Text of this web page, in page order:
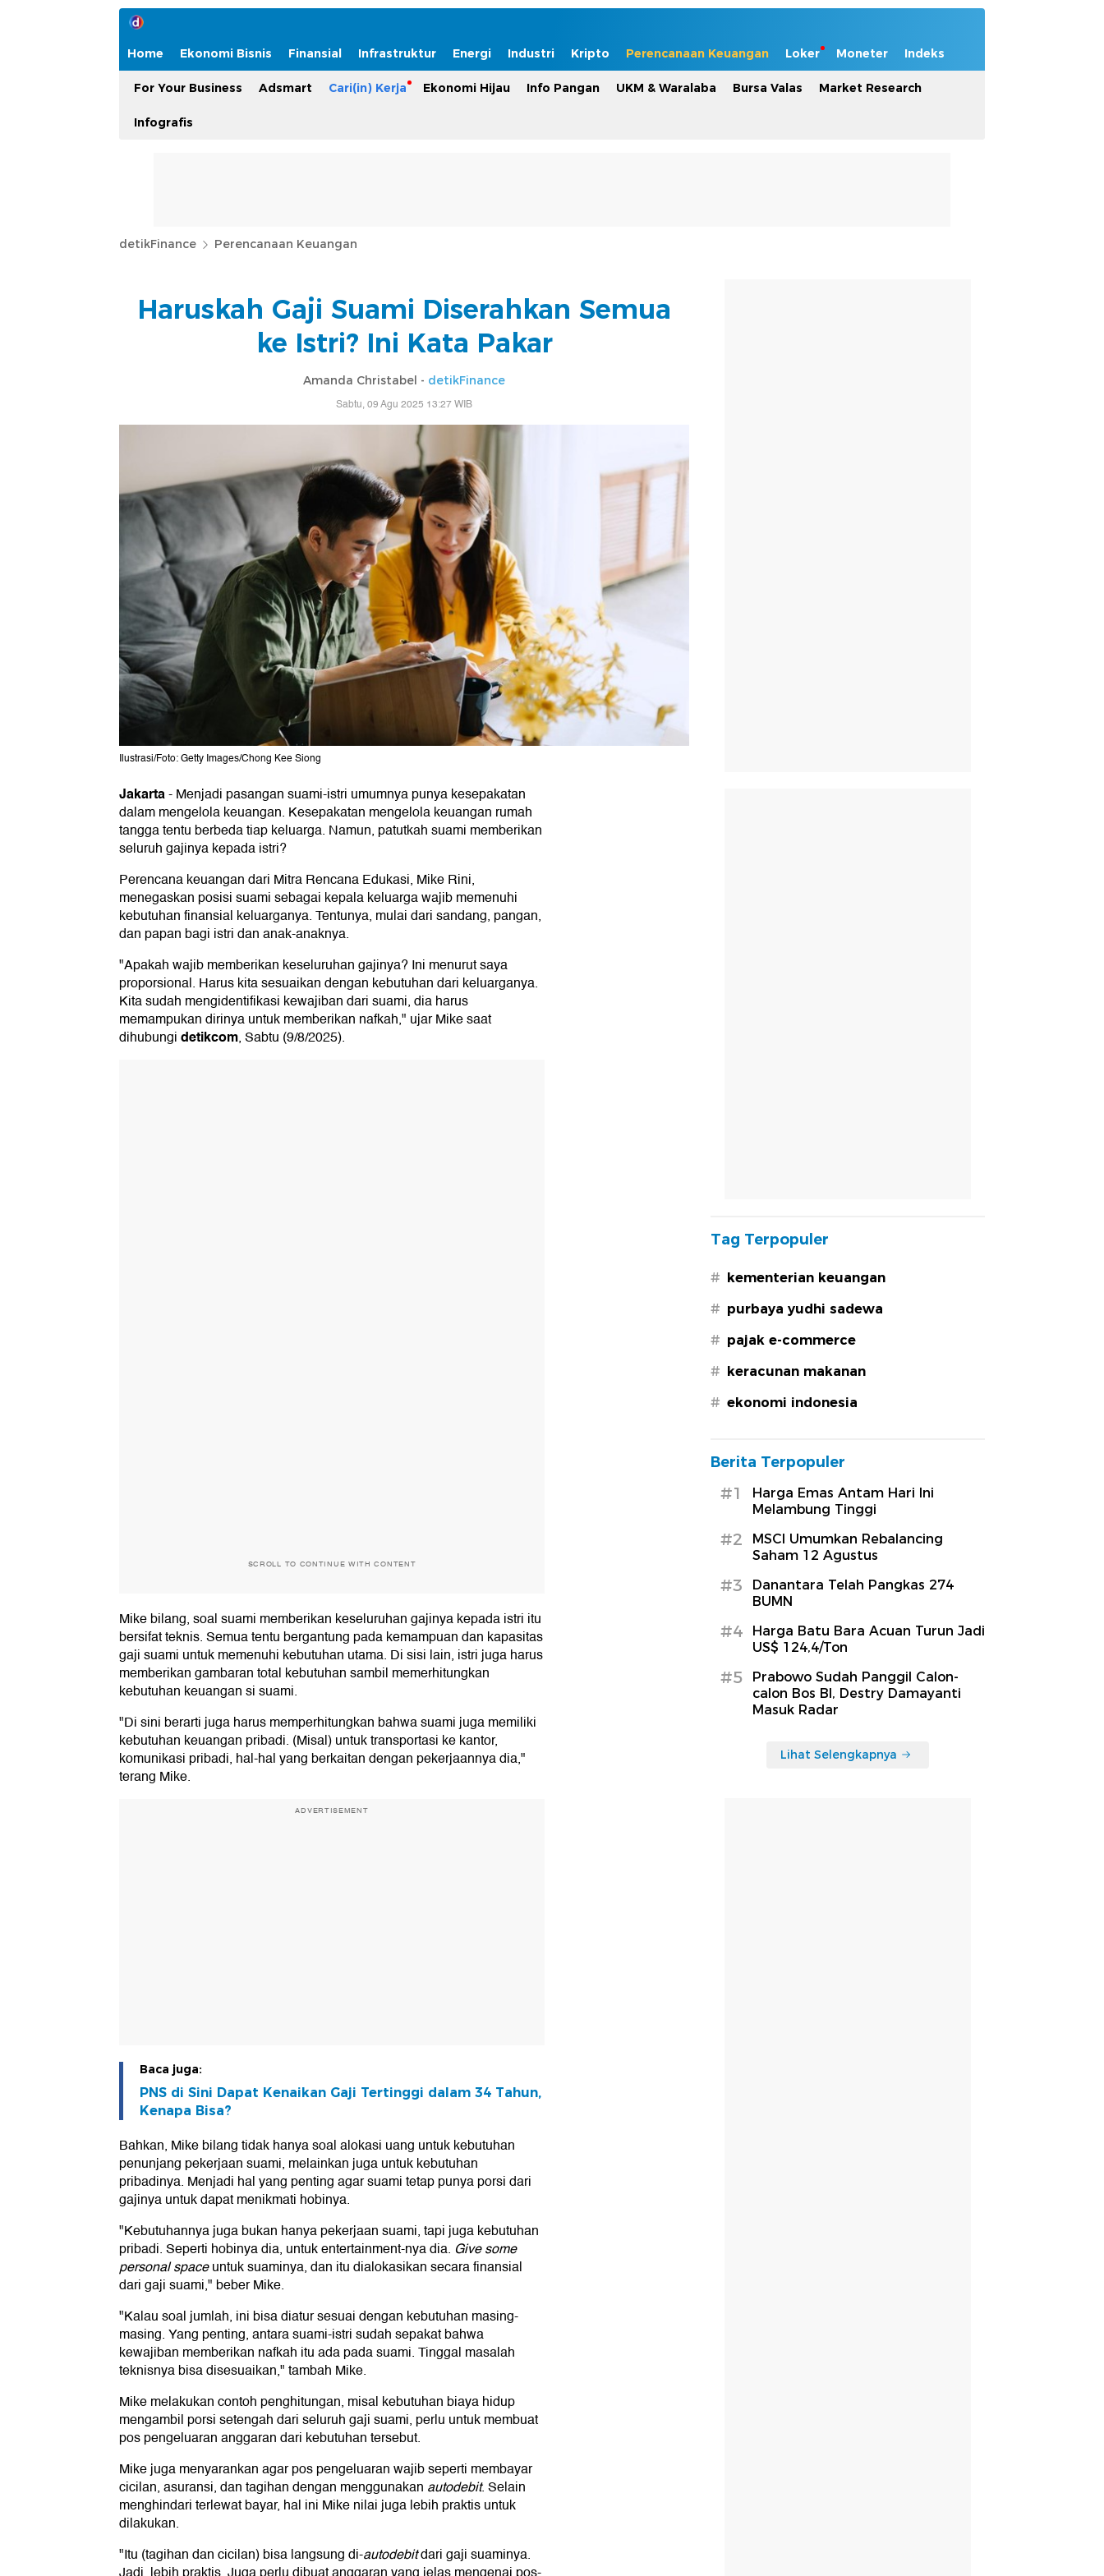
Home Ekonomi Bisnis Finansial Infrastruktur Energi Industri Kripto Perencanaan Keuangan Loker Moneter Indeks
For Your Business Adsmart Cari(in) Kerja Ekonomi Hijau Info Pangan UKM & Waralaba Bursa Valas Market Research
Infografis
detikFinance Perencanaan Keuangan
Haruskah Gaji Suami Diserahkan Semua
ke Istri? Ini Kata Pakar
Amanda Christabel - detikFinance
Sabtu, 09 Agu 2025 13:27 WIB
Ilustrasi/Foto: Getty Images/Chong Kee Siong
Jakarta-Menjadi pasangan suami-istri umumnya punya kesepakatan
dalam mengelola keuangan. Kesepakatan mengelola keuangan rumah
tangga tentu berbeda tiap keluarga. Namun, patutkah suami memberikan
seluruh gajinya kepada istri?
Perencana keuangan dari Mitra Rencana Edukasi, Mike Rini,
menegaskan posisi suami sebagai kepala keluarga wajib memenuhi
kebutuhan finansial keluarganya. Tentunya, mulai dari sandang, pangan,
dan papan bagi istri dan anak-anaknya.
"Apakah wajib memberikan keseluruhan gajinya? Ini menurut saya
proporsional. Harus kita sesuaikan dengan kebutuhan dari keluarganya.
Kita sudah mengidentifikasi kewajiban dari suami, dia harus
memampukan dirinya untuk memberikan nafkah," ujar Mike saat
dihubungidetikcom, Sabtu (9/8/2025).
SCROLL TO CONTINUE WITH CONTENT
Mike bilang, soal suami memberikan keseluruhan gajinya kepada istri itu
bersifat teknis. Semua tentu bergantung pada kemampuan dan kapasitas
gaji suami untuk memenuhi kebutuhan utama. Di sisi lain, istri juga harus
memberikan gambaran total kebutuhan sambil memerhitungkan
kebutuhan keuangan si suami.
"Di sini berarti juga harus memperhitungkan bahwa suami juga memiliki
kebutuhan keuangan pribadi. (Misal) untuk transportasi ke kantor,
komunikasi pribadi, hal-hal yang berkaitan dengan pekerjaannya dia,"
terang Mike.
ADVERTISEMENT
Baca juga:
PNS di Sini Dapat Kenaikan Gaji Tertinggi dalam 34 Tahun,
Kenapa Bisa?
Bahkan, Mike bilang tidak hanya soal alokasi uang untuk kebutuhan
penunjang pekerjaan suami, melainkan juga untuk kebutuhan
pribadinya. Menjadi hal yang penting agar suami tetap punya porsi dari
gajinya untuk dapat menikmati hobinya.
"Kebutuhannya juga bukan hanya pekerjaan suami, tapi juga kebutuhan
pribadi. Seperti hobinya dia, untuk entertainment-nya dia. Give some
personal spaceuntuk suaminya, dan itu dialokasikan secara finansial
dari gaji suami," beber Mike.
"Kalau soal jumlah, ini bisa diatur sesuai dengan kebutuhan masing-
masing. Yang penting, antara suami-istri sudah sepakat bahwa
kewajiban memberikan nafkah itu ada pada suami. Tinggal masalah
teknisnya bisa disesuaikan," tambah Mike.
Mike melakukan contoh penghitungan, misal kebutuhan biaya hidup
mengambil porsi setengah dari seluruh gaji suami, perlu untuk membuat
pos pengeluaran anggaran dari kebutuhan tersebut.
Mike juga menyarankan agar pos pengeluaran wajib seperti membayar
cicilan, asuransi, dan tagihan dengan menggunakan autodebit. Selain
menghindari terlewat bayar, hal ini Mike nilai juga lebih praktis untuk
dilakukan.
"Itu (tagihan dan cicilan) bisa langsung di-autodebitdari gaji suaminya.
Tag Terpopuler
# kementerian keuangan
# purbaya yudhi sadewa
# pajak e-commerce
# keracunan makanan
# ekonomi indonesia
Berita Terpopuler
#1
Harga Emas Antam Hari Ini
Melambung Tinggi
#2
MSCI Umumkan Rebalancing
Saham 12 Agustus
#3
Danantara Telah Pangkas 274
BUMN
#4
Harga Batu Bara Acuan Turun Jadi
US$ 124,4/Ton
#5
Prabowo Sudah Panggil Calon-
calon Bos BI, Destry Damayanti
Masuk Radar
Lihat Selengkapnya